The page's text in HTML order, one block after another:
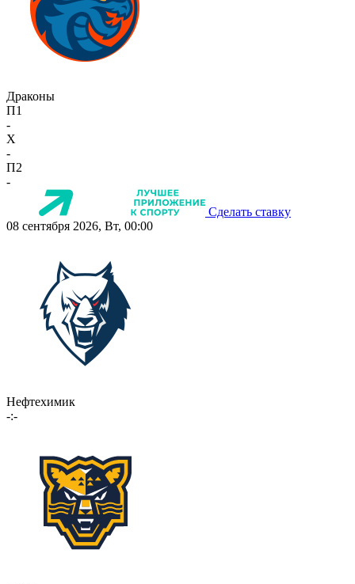
Драконы
П1
-
X
-
П2
-
Сделать ставку
08 сентября 2026, Вт, 00:00
Нефтехимик
-:-